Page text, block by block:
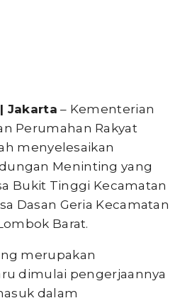
| Jakarta – Kementerian
Perumahan Rakyat
menyelesaikan
Meninting yang
Bukit Tinggi Kecamatan
Dasan Geria Kecamatan
Barat.
merupakan
dimulai pengerjaannya
dalam